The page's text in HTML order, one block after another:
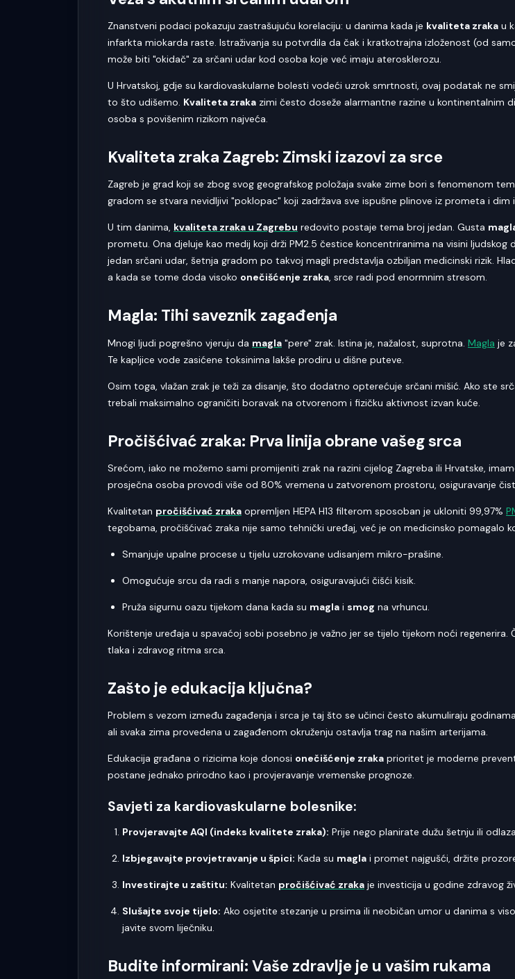
Znanstveni podaci pokazuju zastrašujuću korelaciju: u danima kada je kvaliteta zraka u
infarkta miokarda raste. Istraživanja su potvrdila da čak i kratkotrajna izloženost (od
može biti "okidač" za srčani udar kod osoba koje već imaju aterosklerozu.
U Hrvatskoj, gdje su kardiovaskularne bolesti vodeći uzrok smrtnosti, ovaj podatak ne
to što udišemo. Kvaliteta zraka zimi često doseže alarmantne razine u kontinentalnim
osoba s povišenim rizikom najveća.
Kvaliteta zraka Zagreb: Zimski izazovi za srce
Zagreb je grad koji se zbog svog geografskog položaja svake zime bori s fenomenom
gradom se stvara nevidljivi "poklopac" koji zadržava sve ispušne plinove iz prometa i dim
U tim danima, kvaliteta zraka u Zagrebu redovito postaje tema broj jedan. Gusta
prometu. Ona djeluje kao medij koji drži PM2.5 čestice koncentriranima na visini
jedan srčani udar, šetnja gradom po takvoj magli predstavlja ozbiljan medicinski rizik.
a kada se tome doda visoko onečišćenje zraka, srce radi pod enormnim stresom.
Magla: Tihi saveznik zagađenja
Mnogi ljudi pogrešno vjeruju da magla "pere" zrak. Istina je, nažalost, suprotna. Magla je
Te kapljice vode zasićene toksinima lakše prodiru u dišne puteve.
Osim toga, vlažan zrak je teži za disanje, što dodatno opterećuje srčani mišić. Ako ste
trebali maksimalno ograničiti boravak na otvorenom i fizičku aktivnost izvan kuće.
Pročišćivać zraka: Prva linija obrane vašeg srca
Srećom, iako ne možemo sami promijeniti zrak na razini cijelog Zagreba ili Hrvatske,
prosječna osoba provodi više od 80% vremena u zatvorenom prostoru, osiguravanje
Kvalitetan pročišćivać zraka opremljen HEPA H13 filterom sposoban je ukloniti 99,97%
tegobama, pročišćivać zraka nije samo tehnički uređaj, već je on medicinsko pomagalo
Smanjuje upalne procese u tijelu uzrokovane udisanjem mikro-prašine.
Omogućuje srcu da radi s manje napora, osiguravajući čišći kisik.
Pruža sigurnu oazu tijekom dana kada su magla i smog na vrhuncu.
Korištenje uređaja u spavaćoj sobi posebno je važno jer se tijelo tijekom noći
tlaka i zdravog ritma srca.
Zašto je edukacija ključna?
Problem s vezom između zagađenja i srca je taj što se učinci često akumuliraju
ali svaka zima provedena u zagađenom okruženju ostavlja trag na našim arterijama.
Edukacija građana o rizicima koje donosi onečišćenje zraka prioritet je moderne
postane jednako prirodno kao i provjeravanje vremenske prognoze.
Savjeti za kardiovaskularne bolesnike:
Provjeravajte AQI (indeks kvalitete zraka): Prije nego planirate dužu šetnju ili
Izbjegavajte provjetravanje u špici: Kada su magla i promet najgušći, držite
Investirajte u zaštitu: Kvalitetan pročišćivać zraka je investicija u godine zdravog
Slušajte svoje tijelo: Ako osjetite stezanje u prsima ili neobičan umor u danima s
javite svom liječniku.
Budite informirani: Vaše zdravlje je u vašim rukama